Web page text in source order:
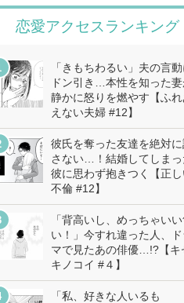
恋愛アクセスランキング
「きもちわるい」夫の言動
ドン引き…本性を知った
静かに怒りを燃やす【ふれ
えない夫婦 #12】
彼氏を奪った友達を絶対
さない…！結婚してしまっ
彼に思わず抱きつく【正
不倫 #12】
「背高いし、めっちゃい
い！」今すれ違った人、ド
マで見たあの俳優…!?【キ
キノコイ #４】
「私、好きな人いるも